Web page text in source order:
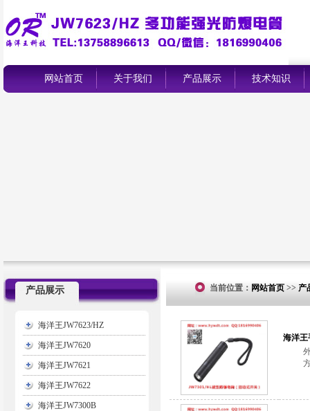
网站首页 关于我们 产品展示 技术知识
产品展示
海洋王JW7623/HZ
海洋王JW7620
海洋王JW7621
海洋王JW7622
海洋王JW7300B
当前位置： 网站首页 >> 产
海洋王